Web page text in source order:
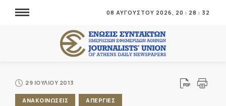
08 ΑΥΓΟΥΣΤΟΥ 2026, 20 : 28 : 32
29 ΙΟΥΛΙΟΥ 2013
ΑΝΑΚΟΙΝΩΣΕΙΣ ΑΠΕΡΓΙΕΣ